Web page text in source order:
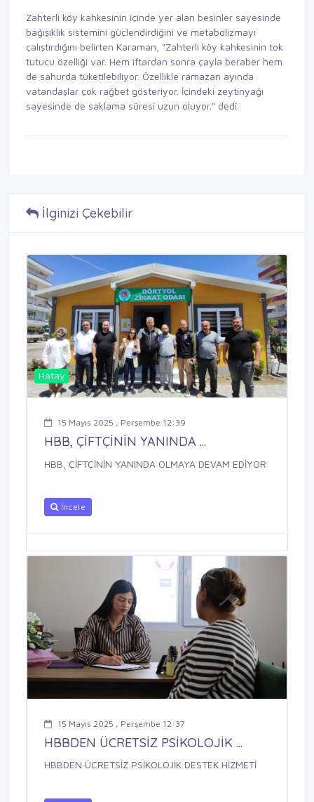
Zahterli köy kahkesinin içinde yer alan besinler sayesinde
bağışıklık sistemini güçlendirdiğini ve metabolizmayı
çalıştırdığını belirten Karaman, "Zahterli köy kahkesinin tok
tutucu özelliği var. Hem iftardan sonra çayla beraber hem
de sahurda tüketilebiliyor. Özellikle ramazan ayında
vatandaşlar çok rağbet gösteriyor. İçindeki zeytinyağı
sayesinde de saklama süresi uzun oluyor." dedi.
İlginizi Çekebilir
Hatay
15 Mayıs 2025 , Perşembe 12:39
HBB, ÇİFTÇİNİN YANINDA ...
HBB, ÇİFTÇİNİN YANINDA OLMAYA DEVAM EDİYOR
İncele
15 Mayıs 2025 , Perşembe 12:37
HBBDEN ÜCRETSİZ PSİKOLOJİK ...
HBBDEN ÜCRETSİZ PSİKOLOJİK DESTEK HİZMETİ